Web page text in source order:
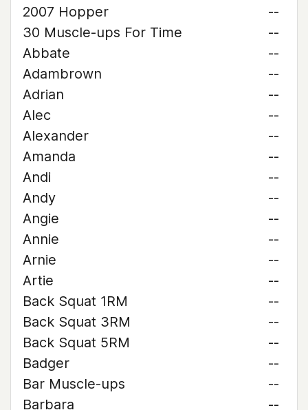
2007 Hopper
--
30 Muscle-ups For Time
--
Abbate
--
Adambrown
--
Adrian
--
Alec
--
Alexander
--
Amanda
--
Andi
--
Andy
--
Angie
--
Annie
--
Arnie
--
Artie
--
Back Squat 1RM
--
Back Squat 3RM
--
Back Squat 5RM
--
Badger
--
Bar Muscle-ups
--
Barbara
--